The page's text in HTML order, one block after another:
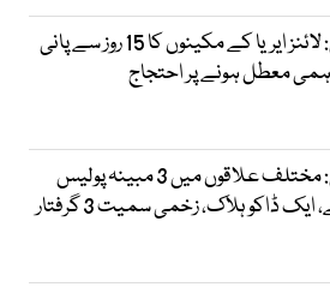
کراچی: لائنز ایریا کے مکینوں کا 15 روز سے پانی
معطل ہونے پر احتجاج
کراچی: مختلف علاقوں میں 3 مبینہ پولیس
ایک ڈاکو ہلاک، زخمی سمیت 3 گرفتار